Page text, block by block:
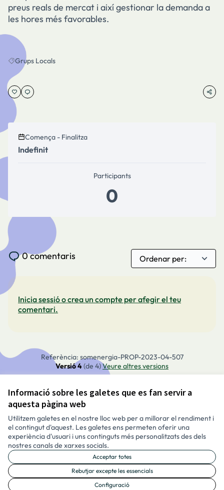
Informació sobre les galetes que es fan servir a
aquesta pàgina web
Utilitzem galetes en el nostre lloc web per a millorar el rendiment i
el contingut d'aquest. Les galetes ens permeten oferir una
experiència d'usuari i uns continguts més personalitzats des dels
nostres canals de xarxes socials.
Acceptar totes
Rebutjar excepte les essencials
Configuració
preus reals de mercat i així gestionar la demanda a
les hores més favorables.
Resultats en filtrar per: Grups Locals
Grups Locals
Comença - Finalitza
Indefinit
Participants
0
0 comentaris
Inicia sessió o crea un compte per afegir el teu
comentari.
Referència: somenergia-PROP-2023-04-507
Versió 4(de 4) veure altres versions
Avís legal i condicions d’ús
Configuració de les galetes
Català
Triar la llenguaElegir el idiomaAukeratu hizkuntzaChoose language
Made with ❤️
(Enllaç extern)
Amb
(Enllaç